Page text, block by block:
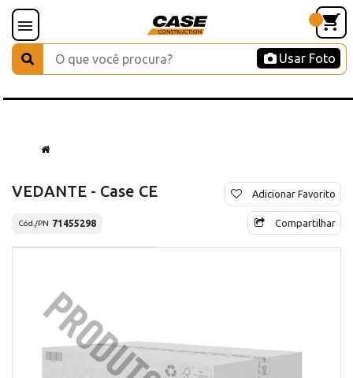
Usar Foto
VEDANTE - Case CE
Cód./PN 71455298
Adicionar Favorito
Compartilhar